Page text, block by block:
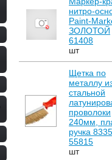
нитро-
Paint-
ЗОЛОТОЙ
61408
шт
Щетка по
металлу
стальной
проволоки
240мм,
ручка
55815
шт